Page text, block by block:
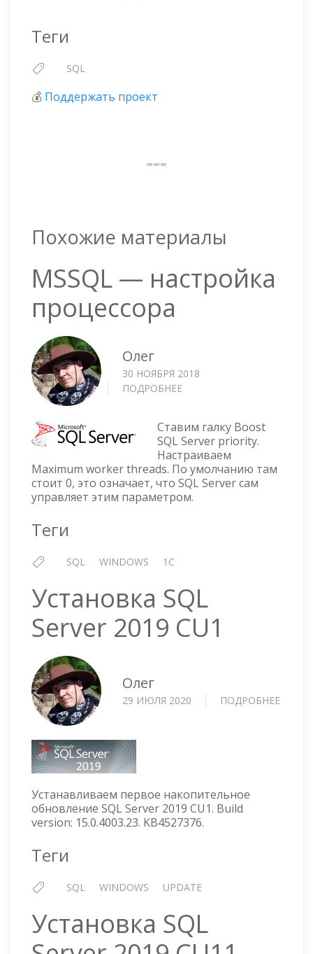
Теги
SQL
💰 Поддержать проект
Похожие материалы
MSSQL — настройка
процессора
Олег
30 НОЯБРЯ 2018
ПОДРОБНЕЕ
НАСТРОЙКА
ПРОЦЕССОРА
Ставим галку Boost
SQL Server priority.
Настраиваем
Maximum worker threads. По умолчанию там
стоит 0, это означает, что SQL Server сам
управляет этим параметром.
Теги
SQL WINDOWS 1C
Установка SQL
Server 2019 CU1
Олег
29 ИЮЛЯ 2020 ПОДРОБНЕЕ
Устанавливаем первое накопительное
обновление SQL Server 2019 CU1. Build
version: 15.0.4003.23. KB4527376.
Теги
SQL WINDOWS UPDATE
Установка SQL